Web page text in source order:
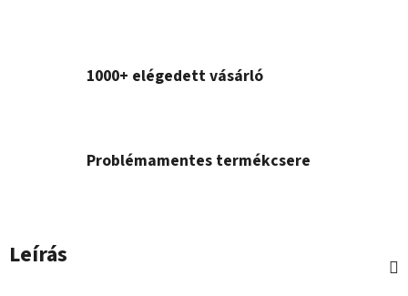
1000+ elégedett vásárló
Problémamentes termékcsere
Leírás